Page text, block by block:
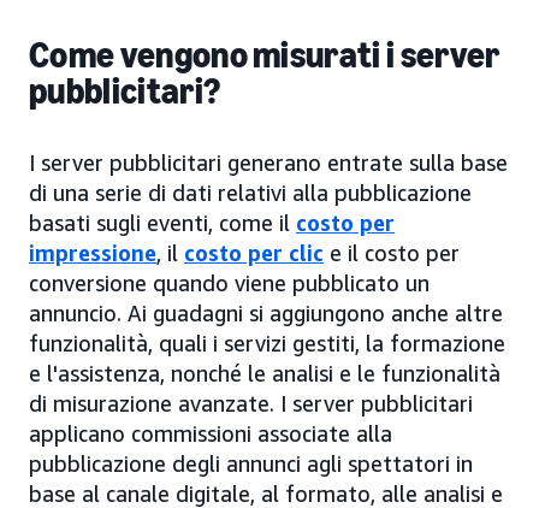
Come vengono misurati i server
pubblicitari?
I server pubblicitari generano entrate sulla base
di una serie di dati relativi alla pubblicazione
basati sugli eventi, come il costo per
impressione, il costo per clic e il costo per
conversione quando viene pubblicato un
annuncio. Ai guadagni si aggiungono anche altre
funzionalità, quali i servizi gestiti, la formazione
e l'assistenza, nonché le analisi e le funzionalità
di misurazione avanzate. I server pubblicitari
applicano commissioni associate alla
pubblicazione degli annunci agli spettatori in
base al canale digitale, al formato, alle analisi e